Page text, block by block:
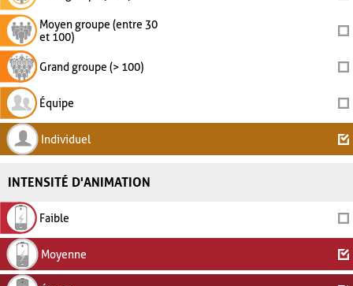
Moyen groupe (entre 30
et 100)
Grand groupe (> 100)
Équipe
Individuel
INTENSITÉ D'ANIMATION
Faible
Moyenne